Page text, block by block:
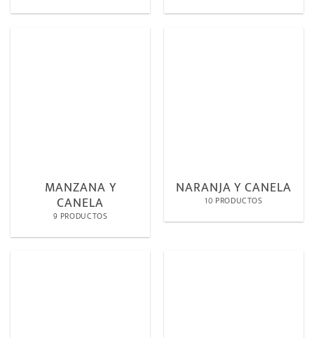
MANZANA Y
CANELA
9 PRODUCTOS
NARANJA Y CANELA
10 PRODUCTOS